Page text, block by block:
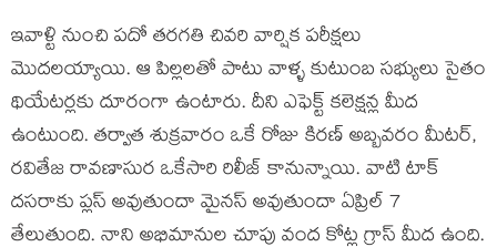
ఇవాళ్టి నుంచి పదో తరగతి చివరి వార్షిక పరీక్షలు
మొదలయ్యాయి. ఆ పిల్లలతో పాటు వాళ్ళ కుటుంబ సభ్యులు సైతం
థియేటర్లకు దూరంగా ఉంటారు. దీని ఎఫెక్ట్ కలెక్షన్ల మీద
ఉంటుంది. తర్వాత శుక్రవారం ఒకే రోజు కిరణ్ అబ్బవరం మీటర్,
రవితేజ రావణాసుర ఒకేసారి రిలీజ్ కానున్నాయి. వాటి టాక్
దసరాకు ప్లస్ అవుతుందా మైనస్ అవుతుందా ఏప్రిల్ 7
తేలుతుంది. నాని అభిమానుల చూపు వంద కోట్ల గ్రాస్ మీద ఉంది.